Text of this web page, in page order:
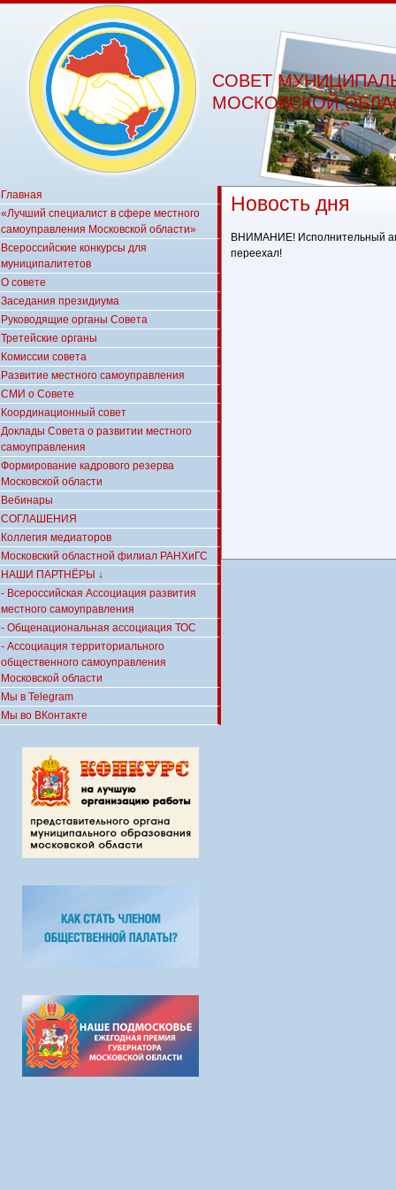
СОВЕТ
МОСКОВСКОЙ
Новость дня
ВНИМАНИЕ! Исполнительный
переехал!
Главная
«Лучший специалист в сфере местного
самоуправления Московской области»
Всероссийские конкурсы для
муниципалитетов
О совете
Заседания президиума
Руководящие органы Совета
Третейские органы
Комиссии совета
Развитие местного самоуправления
СМИ о Совете
Координационный совет
Доклады Совета о развитии местного
самоуправления
Формирование кадрового резерва
Московской области
Вебинары
СОГЛАШЕНИЯ
Коллегия медиаторов
Московский областной филиал РАНХиГС
НАШИ ПАРТНЁРЫ ↓
- Всероссийская Ассоциация развития
местного самоуправления
- Общенациональная ассоциация ТОС
- Ассоциация территориального
общественного самоуправления
Московской области
Мы в Telegram
Мы во ВКонтакте